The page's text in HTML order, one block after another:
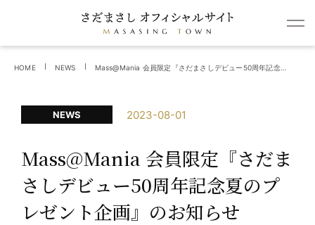
HOME NEWS Mass@Mania 会員限定『さだまさしデビュー50周年記念夏のプレゼント企画』のお知らせ
NEWS 2023-08-01
Mass@Mania 会員限定『さだま
さしデビュー50周年記念夏のプ
レゼント企画』のお知らせ